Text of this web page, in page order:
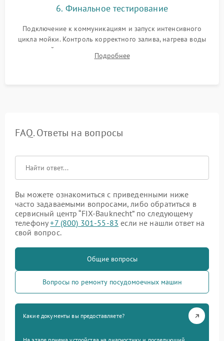
6. Финальное тестирование
Подключение к коммуникациям и запуск интенсивного
цикла мойки. Контроль корректного залива, нагрева воды
до нужной температуры, отсутствия посторонних шумов,
штатного слива и абсолютной сухости в поддоне.
Подробнее
FAQ. Ответы на вопросы
Вы можете ознакомиться с приведенными ниже
часто задаваемыми вопросами, либо обратиться в
сервисный центр “FIX-Bauknecht” по следующему
телефону+7 (800) 301-55-83 если не нашли ответ на
свой вопрос.
Общие вопросы
Вопросы по ремонту посудомоечных машин
Какие документы вы предоставляете?